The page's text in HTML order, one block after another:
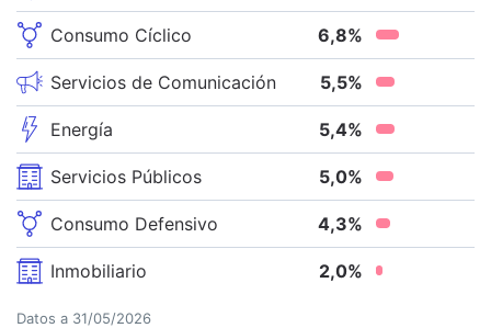
Consumo Cíclico 6,8%
Servicios de Comunicación 5,5%
Energía 5,4%
Servicios Públicos 5,0%
Consumo Defensivo 4,3%
Inmobiliario 2,0%
Datos a 31/05/2026